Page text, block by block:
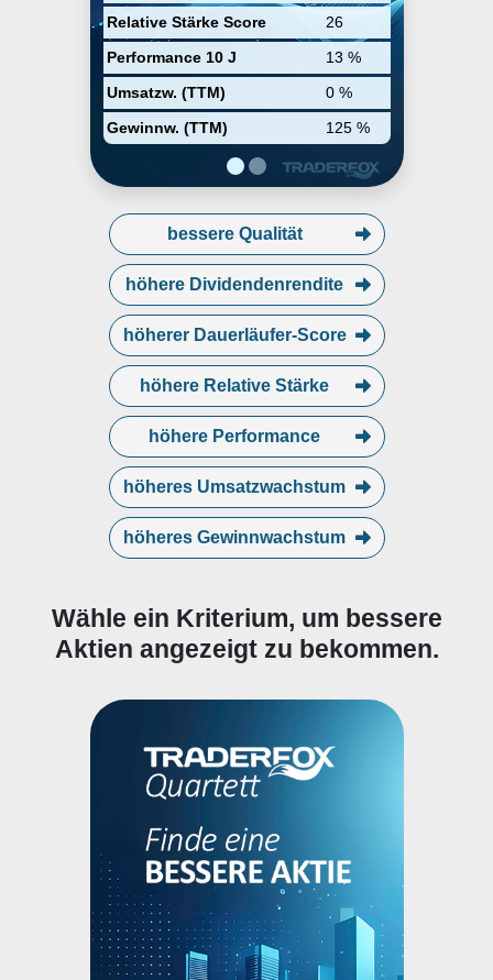
Relative Stärke Score
26
Performance 10 J
13 %
Umsatzw. (TTM)
0 %
Gewinnw. (TTM)
125 %
bessere Qualität
höhere Dividendenrendite
höherer Dauerläufer-Score
höhere Relative Stärke
höhere Performance
höheres Umsatzwachstum
höheres Gewinnwachstum
Wähle ein Kriterium, um bessere
Aktien angezeigt zu bekommen.